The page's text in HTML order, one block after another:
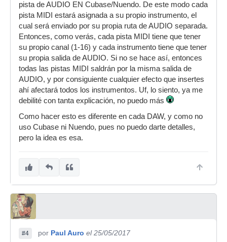
pista de AUDIO EN Cubase/Nuendo. De este modo cada
pista MIDI estará asignada a su propio instrumento, el
cual será enviado por su propia ruta de AUDIO separada.
Entonces, como verás, cada pista MIDI tiene que tener
su propio canal (1-16) y cada instrumento tiene que tener
su propia salida de AUDIO. Si no se hace así, entonces
todas las pistas MIDI saldrán por la misma salida de
AUDIO, y por consiguiente cualquier efecto que insertes
ahí afectará todos los instrumentos. Uf, lo siento, ya me
debilité con tanta explicación, no puedo más
Como hacer esto es diferente en cada DAW, y como no
uso Cubase ni Nuendo, pues no puedo darte detalles,
pero la idea es esa.
#4 por Paul Auro el 25/05/2017